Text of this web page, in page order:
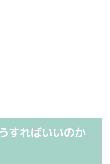
すればいいのか